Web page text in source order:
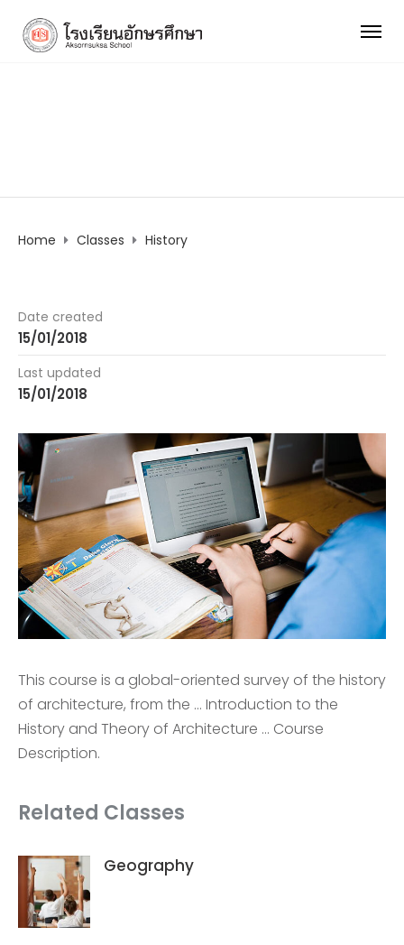
Home Classes History
Date created
15/01/2018
Last updated
15/01/2018
This course is a global-oriented survey of the history
of architecture, from the … Introduction to the
History and Theory of Architecture … Course
Description.
Related Classes
Geography